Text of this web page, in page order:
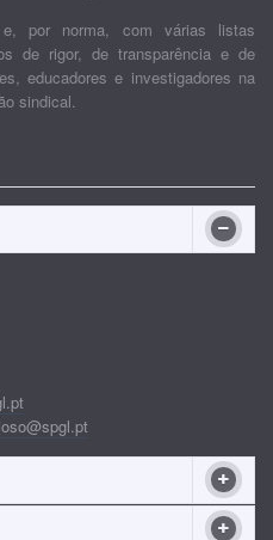
por norma, com várias listas
de rigor, de transparência e de
educadores e investigadores na
sindical.